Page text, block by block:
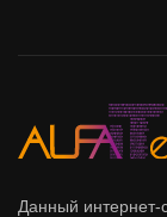
Данный